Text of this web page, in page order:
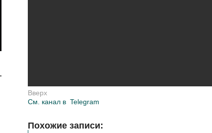
Вверх
См. канал в Telegram
Похожие записи: